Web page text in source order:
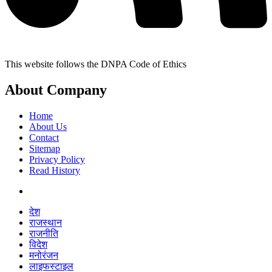
This website follows the DNPA Code of Ethics
About Company
Home
About Us
Contact
Sitemap
Privacy Policy
Read History
देश
राजस्थान
राजनीति
विदेश
मनोरंजन
लाइफस्टाइल